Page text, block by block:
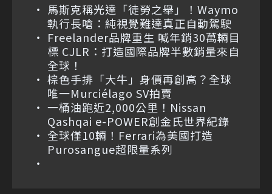
馬斯克稱光達「徒勞之舉」！Waymo
執行長嗆：純視覺難達真正自動駕駛
Freelander品牌重生 喊年銷30萬輛目
標 CJLR：打造國際品牌半數銷量來自
全球！
棕色手排「大牛」身價再創高？全球
唯一Murciélago SV拍賣
一桶油跑近2,000公里！Nissan
Qashqai e-POWER創金氏世界紀錄
全球僅10輛！Ferrari為美國打造
Purosangue超限量系列